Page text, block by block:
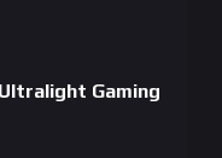
Ultralight Gaming